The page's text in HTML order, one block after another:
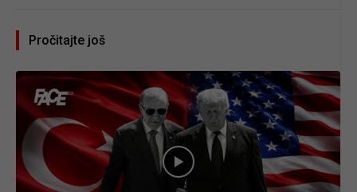
Pročitajte još